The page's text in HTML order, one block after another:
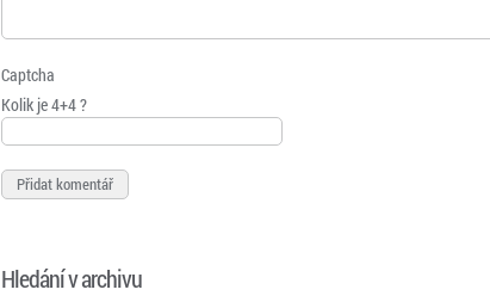
Captcha
Kolik je 4+4 ?
Hledání v archivu